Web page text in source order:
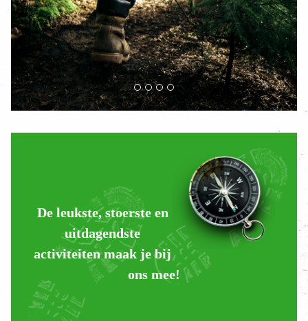
De leukste, stoerste en
uitdagendste
activiteiten maak je bij
ons mee!